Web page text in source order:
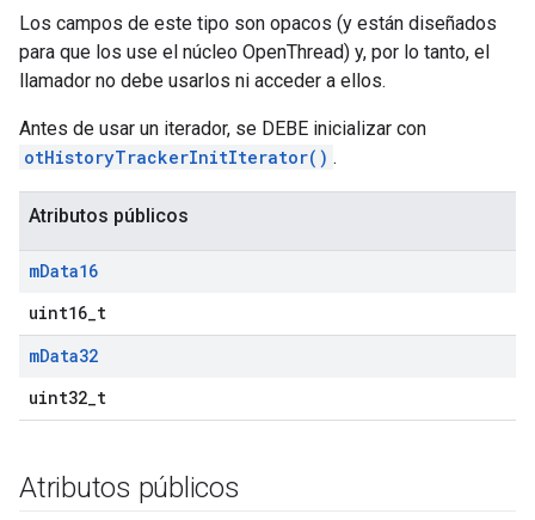
Los campos de este tipo son opacos (y están diseñados
para que los use el núcleo OpenThread) y, por lo tanto, el
llamador no debe usarlos ni acceder a ellos.
Antes de usar un iterador, se DEBE inicializar con
otHistoryTrackerInitIterator() .
Atributos públicos
mData16
uint16_t
mData32
uint32_t
Atributos públicos